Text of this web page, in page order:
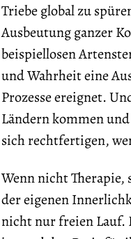
Triebe global zu
Ausbeutung ganzer
beispiellosen
und Wahrheit eine
Prozesse ereignet.
Ländern kommen
sich rechtfertigen,
Wenn nicht Therapie,
der eigenen
nicht nur freien Lauf.